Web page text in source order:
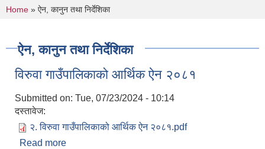
You are here
Home » ऐन, कानुन तथा निर्देशिका
ऐन, कानुन तथा निर्देशिका
विरुवा गाउँपालिकाको आर्थिक ऐन २०८१
Submitted on: Tue, 07/23/2024 - 10:14
दस्तावेज:
२. विरुवा गाउँपालिकाको आर्थिक ऐन २०८१.pdf
Read more